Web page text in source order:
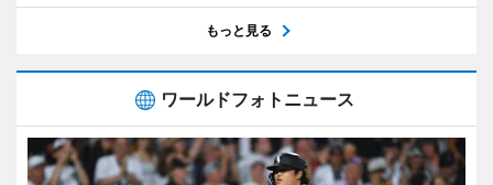
もっと見る
ワールドフォトニュース